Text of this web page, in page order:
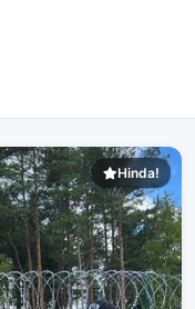
Hinda!